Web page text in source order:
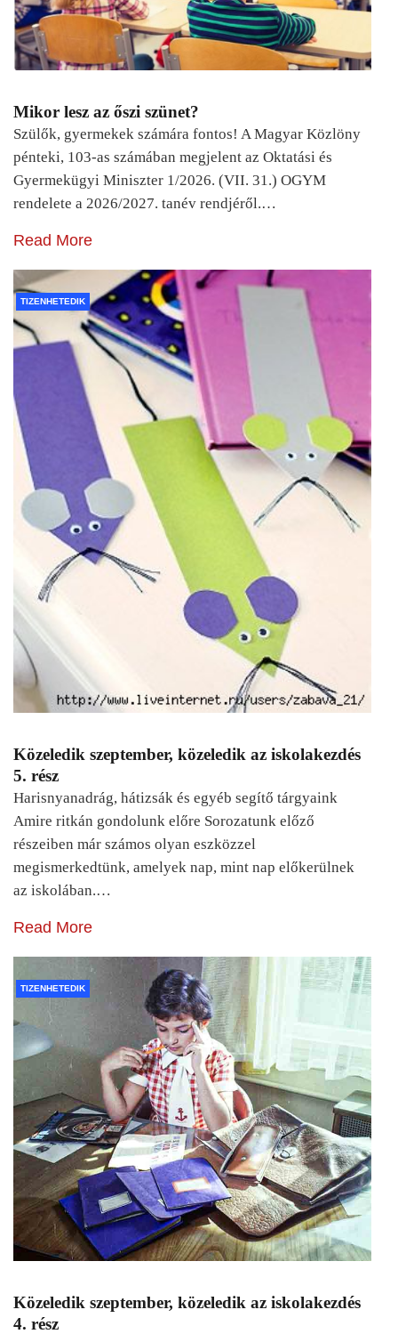
Mikor lesz az őszi szünet?
Szülők, gyermekek számára fontos! A Magyar Közlöny
pénteki, 103-as számában megjelent az Oktatási és
Gyermekügyi Miniszter 1/2026. (VII. 31.) OGYM
rendelete a 2026/2027. tanév rendjéről.…
Read More
TIZENHETEDIK
Közeledik szeptember, közeledik az iskolakezdés
5. rész
Harisnyanadrág, hátizsák és egyéb segítő tárgyaink
Amire ritkán gondolunk előre Sorozatunk előző
részeiben már számos olyan eszközzel
megismerkedtünk, amelyek nap, mint nap előkerülnek
az iskolában.…
Read More
TIZENHETEDIK
Közeledik szeptember, közeledik az iskolakezdés
4. rész